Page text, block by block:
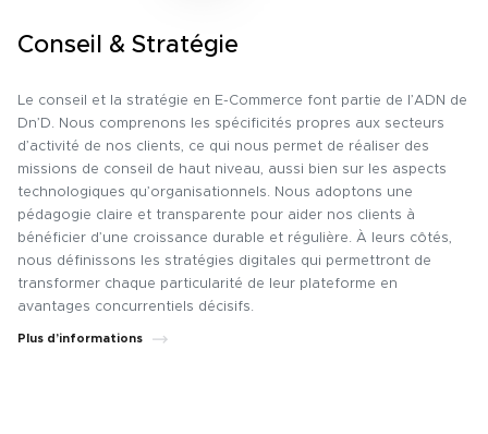
Conseil & Stratégie
Le conseil et la stratégie en E-Commerce font partie de l’ADN de
Dn’D. Nous comprenons les spécificités propres aux secteurs
d’activité de nos clients, ce qui nous permet de réaliser des
missions de conseil de haut niveau, aussi bien sur les aspects
technologiques qu’organisationnels. Nous adoptons une
pédagogie claire et transparente pour aider nos clients à
bénéficier d’une croissance durable et régulière. À leurs côtés,
nous définissons les stratégies digitales qui permettront de
transformer chaque particularité de leur plateforme en
avantages concurrentiels décisifs.
Plus d’informations